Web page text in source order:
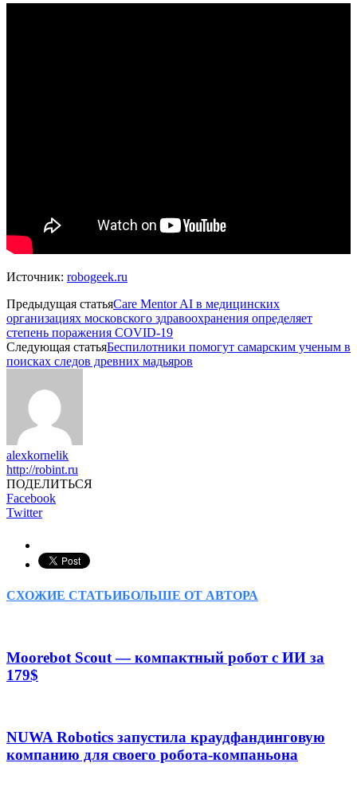
Источник: robogeek.ru
Предыдущая статьяСare Mentor AI в медицинских
организациях московского здравоохранения определяет
степень поражения COVID-19
Следующая статьяБеспилотники помогут самарским ученым в
поисках следов древних мадьяров
alexkornelik
http://robint.ru
ПОДЕЛИТЬСЯ
Facebook
Twitter
СХОЖИЕ СТАТЬИБОЛЬШЕ ОТ АВТОРА
Moorebot Scout — компактный робот с ИИ за
179$
NUWA Robotics запустила краудфандинговую
компанию для своего робота-компаньона